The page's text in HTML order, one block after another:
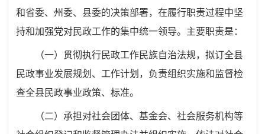
和省委、州委、县委的决策部署，在履行职责过程中坚
持和加强党对民政工作的集中统一领导。 主要职责是：
（一）贯彻执行民政工作民族自治法规，拟订全县
民政事业发展规划、工作计划 ，负责组织实施和监督检
查全县民政事业政策、标准。
（二）承担对社会团体、基金会、社会服务机构等